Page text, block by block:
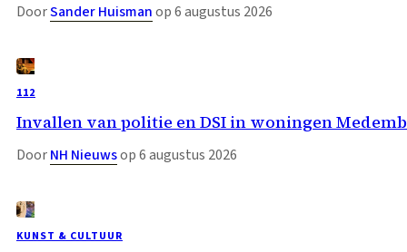
DoorSander Huismanop 6 augustus 2026
112
Invallen van politie en DSI in woningen
DoorNH Nieuwsop 6 augustus 2026
KUNST & CULTUUR